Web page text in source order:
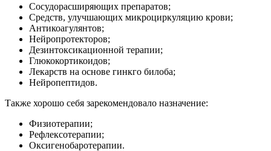
Сосудорасширяющих препаратов;
Средств, улучшающих микроциркуляцию крови;
Антикоагулянтов;
Нейропротекторов;
Дезинтоксикационной терапии;
Глюкокортикоидов;
Лекарств на основе гинкго билоба;
Нейропептидов.
Также хорошо себя зарекомендовало назначение:
Физиотерапии;
Рефлексотерапии;
Оксигенобаротерапии.